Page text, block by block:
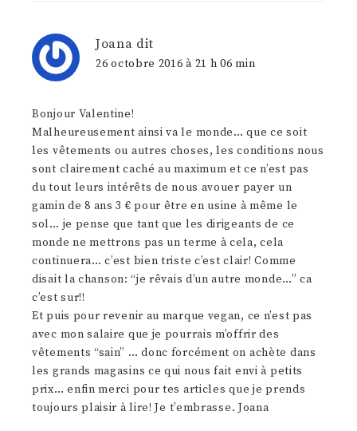
Joana dit
26 octobre 2016 à 21 h 06 min
Bonjour Valentine!
Malheureusement ainsi va le monde… que ce soit
les vêtements ou autres choses, les conditions nous
sont clairement caché au maximum et ce n’est pas
du tout leurs intérêts de nous avouer payer un
gamin de 8 ans 3 € pour être en usine à même le
sol… je pense que tant que les dirigeants de ce
monde ne mettrons pas un terme à cela, cela
continuera… c’est bien triste c’est clair! Comme
disait la chanson: “je rêvais d’un autre monde…” ca
c’est sur!!
Et puis pour revenir au marque vegan, ce n’est pas
avec mon salaire que je pourrais m’offrir des
vêtements “sain” … donc forcément on achète dans
les grands magasins ce qui nous fait envi à petits
prix… enfin merci pour tes articles que je prends
toujours plaisir à lire! Je t’embrasse. Joana